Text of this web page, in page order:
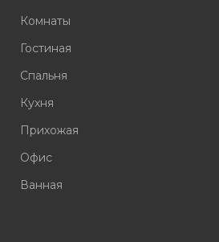
Комнаты
Гостиная
Спальня
Кухня
Прихожая
Офис
Ванная